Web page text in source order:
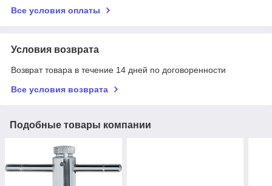
Все условия оплаты
Условия возврата
Возврат товара в течение 14 дней по договоренности
Все условия возврата
Подобные товары компании